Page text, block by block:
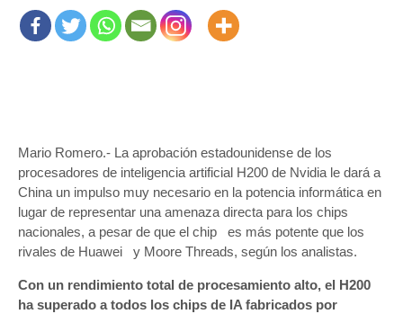
Mario Romero.- La aprobación estadounidense de los
procesadores de inteligencia artificial H200 de Nvidia le dará a
China un impulso muy necesario en la potencia informática en
lugar de representar una amenaza directa para los chips
nacionales, a pesar de que el chip es más potente que los
rivales de Huawei y Moore Threads, según los analistas.
Con un rendimiento total de procesamiento alto, el H200
ha superado a todos los chips de IA fabricados por